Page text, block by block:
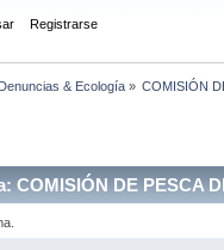
Registrarse
Denuncias & Ecología » COMISIÓN
COMISIÓN DE PESCA